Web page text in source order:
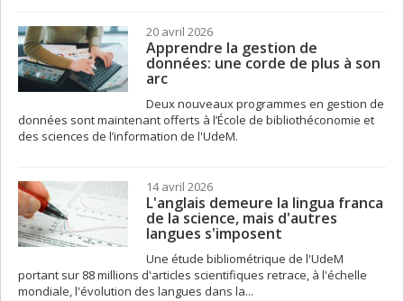
20 avril 2026
Apprendre la gestion de
données: une corde de plus à son
arc
Deux nouveaux programmes en gestion de
données sont maintenant offerts à l’École de bibliothéconomie et
des sciences de l’information de l'UdeM.
14 avril 2026
L'anglais demeure la lingua franca
de la science, mais d'autres
langues s'imposent
Une étude bibliométrique de l'UdeM
portant sur 88 millions d'articles scientifiques retrace, à l'échelle
mondiale, l'évolution des langues dans la...